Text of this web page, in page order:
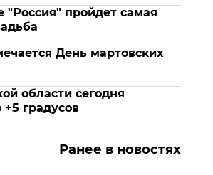
"Россия" пройдет самая
День мартовских
области сегодня
+5 градусов
Ранее в новостях